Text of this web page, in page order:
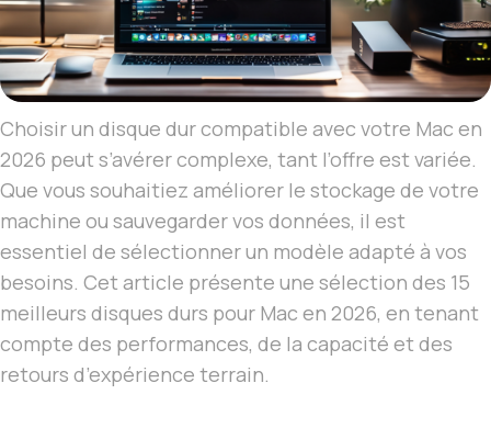
Choisir un disque dur compatible avec votre Mac en
2026 peut s’avérer complexe, tant l’offre est variée.
Que vous souhaitiez améliorer le stockage de votre
machine ou sauvegarder vos données, il est
essentiel de sélectionner un modèle adapté à vos
besoins. Cet article présente une sélection des 15
meilleurs disques durs pour Mac en 2026, en tenant
compte des performances, de la capacité et des
retours d’expérience terrain.